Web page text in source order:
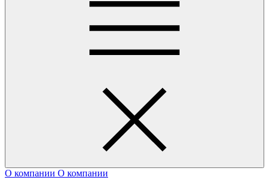
О компании О компании